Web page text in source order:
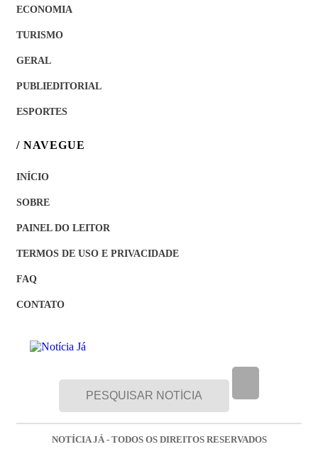
ECONOMIA
TURISMO
GERAL
PUBLIEDITORIAL
ESPORTES
/ NAVEGUE
INÍCIO
SOBRE
PAINEL DO LEITOR
TERMOS DE USO E PRIVACIDADE
FAQ
CONTATO
NOTÍCIA JÁ - TODOS OS DIREITOS RESERVADOS